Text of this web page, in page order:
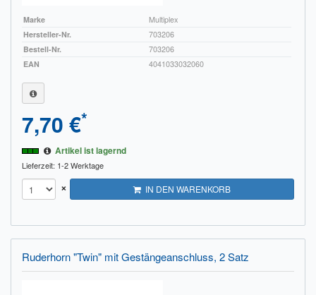
Marke
Multiplex
Hersteller-Nr.
703206
Bestell-Nr.
703206
EAN
4041033032060
7,70 €*
Artikel ist lagernd
Lieferzeit: 1-2 Werktage
× IN DEN WARENKORB
Ruderhorn "Twin" mit Gestängeanschluss, 2 Satz